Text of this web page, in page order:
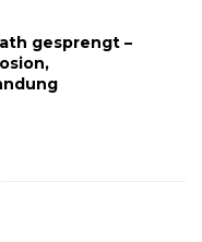
gesprengt –